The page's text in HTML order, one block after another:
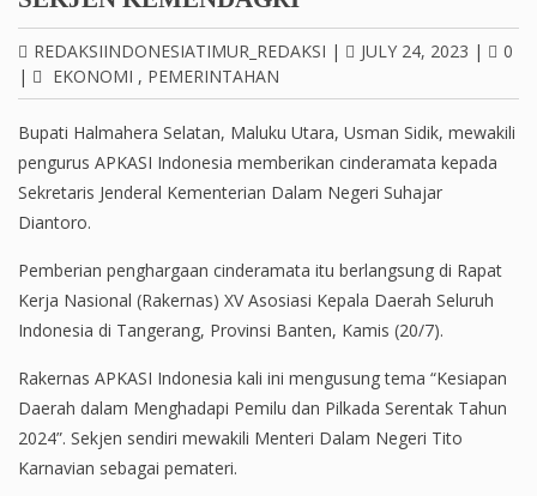
REDAKSIINDONESIATIMUR_REDAKSI | JULY 24, 2023 |
0
|
EKONOMI , PEMERINTAHAN
Bupati Halmahera Selatan, Maluku Utara, Usman Sidik, mewakili
pengurus APKASI Indonesia memberikan cinderamata kepada
Sekretaris Jenderal Kementerian Dalam Negeri Suhajar
Diantoro.
Pemberian penghargaan cinderamata itu berlangsung di Rapat
Kerja Nasional (Rakernas) XV Asosiasi Kepala Daerah Seluruh
Indonesia di Tangerang, Provinsi Banten, Kamis (20/7).
Rakernas APKASI Indonesia kali ini mengusung tema “Kesiapan
Daerah dalam Menghadapi Pemilu dan Pilkada Serentak Tahun
2024”. Sekjen sendiri mewakili Menteri Dalam Negeri Tito
Karnavian sebagai pemateri.